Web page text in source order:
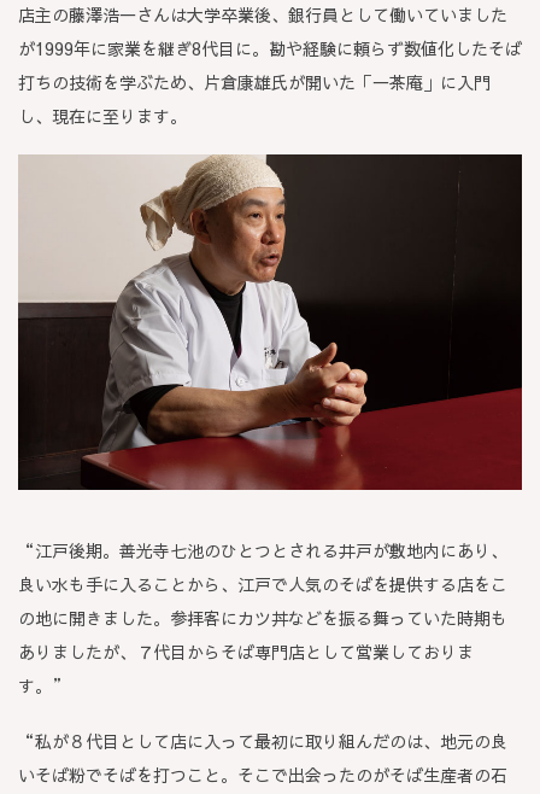
店主の藤澤浩一さんは大学卒業後、銀行員として働いていました
が1999年に家業を継ぎ8代目に。勘や経験に頼らず数値化したそば
打ちの技術を学ぶため、片倉康雄氏が開いた「一茶庵」に入門
し、現在に至ります。
“江戸後期。善光寺七池のひとつとされる井戸が敷地内にあり、
良い水も手に入ることから、江戸で人気のそばを提供する店をこ
の地に開きました。参拝客にカツ丼などを振る舞っていた時期も
ありましたが、７代目からそば専門店として営業しておりま
す。”
“私が８代目として店に入って最初に取り組んだのは、地元の良
いそば粉でそばを打つこと。そこで出会ったのがそば生産者の石